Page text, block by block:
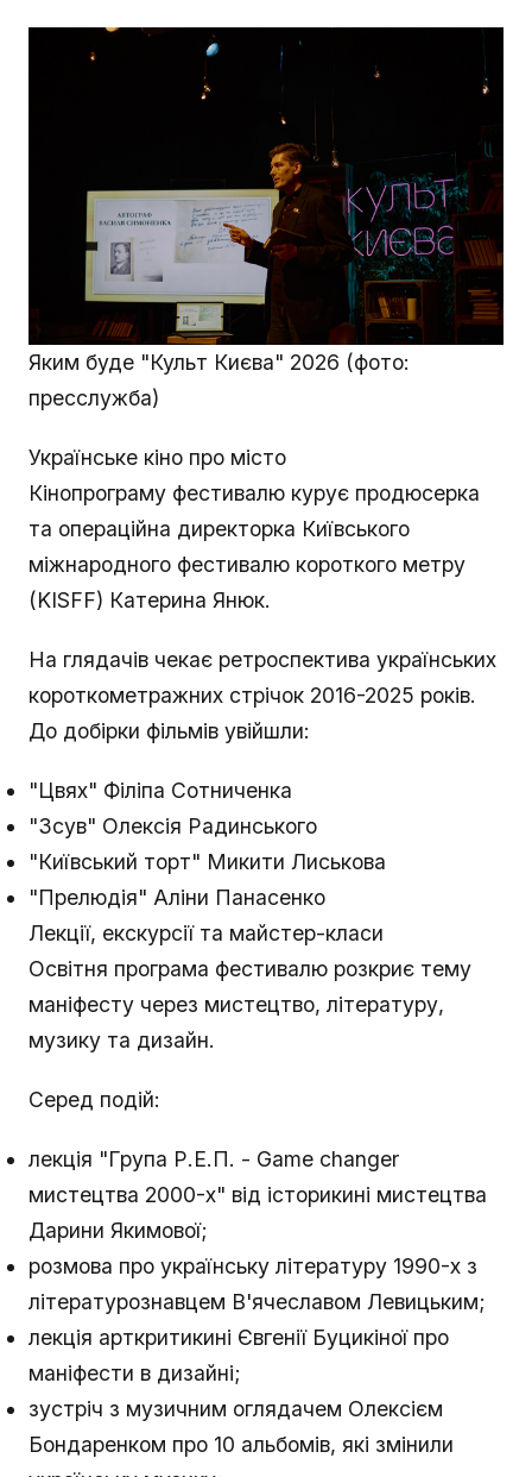
Яким буде "Культ Києва" 2026 (фото:
пресслужба)​​​​​​​
Українське кіно про місто
Кінопрограму фестивалю курує продюсерка
та операційна директорка Київського
міжнародного фестивалю короткого метру
(KISFF) Катерина Янюк.
На глядачів чекає ретроспектива українських
короткометражних стрічок 2016-2025 років.
До добірки фільмів увійшли:
"Цвях" Філіпа Сотниченка
"Зсув" Олексія Радинського
"Київський торт" Микити Лиськова
"Прелюдія" Аліни Панасенко
Лекції, екскурсії та майстер-класи
Освітня програма фестивалю розкриє тему
маніфесту через мистецтво, літературу,
музику та дизайн.
Серед подій:
лекція "Група Р.Е.П. - Game changer
мистецтва 2000-х" від історикині мистецтва
Дарини Якимової;
розмова про українську літературу 1990-х з
літературознавцем В'ячеславом Левицьким;
лекція арткритикині Євгенії Буцикіної про
маніфести в дизайні;
зустріч з музичним оглядачем Олексієм
Бондаренком про 10 альбомів, які змінили